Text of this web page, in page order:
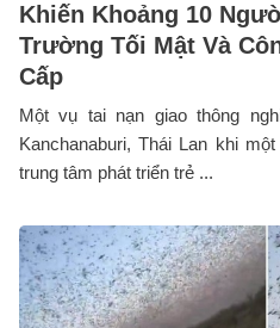
Khiến Khoảng 10
Trường Tối Mật Và
Cấp
Một vụ tai nạn giao thông
Kanchanaburi, Thái Lan khi
trung tâm phát triển trẻ ...